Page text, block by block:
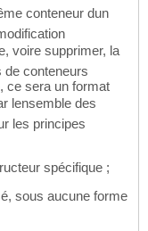
conteneur dun
voire supprimer, la
de conteneurs
ce sera un format
lensemble des
les principes
spécifique ;
sous aucune forme